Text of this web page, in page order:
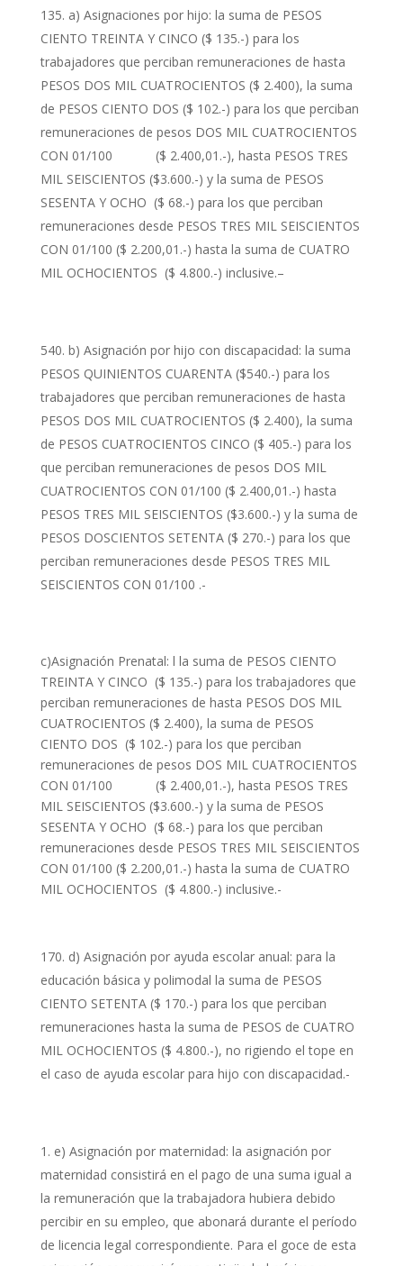
a) Asignaciones por hijo: la suma de PESOS
CIENTO TREINTA Y CINCO ($ 135.-) para los
trabajadores que perciban remuneraciones de hasta
PESOS DOS MIL CUATROCIENTOS ($ 2.400), la suma
de PESOS CIENTO DOS ($ 102.-) para los que perciban
remuneraciones de pesos DOS MIL CUATROCIENTOS
CON 01/100 ($ 2.400,01.-), hasta PESOS TRES
MIL SEISCIENTOS ($3.600.-) y la suma de PESOS
SESENTA Y OCHO ($ 68.-) para los que perciban
remuneraciones desde PESOS TRES MIL SEISCIENTOS
CON 01/100 ($ 2.200,01.-) hasta la suma de CUATRO
MIL OCHOCIENTOS ($ 4.800.-) inclusive.–
b) Asignación por hijo con discapacidad: la suma
PESOS QUINIENTOS CUARENTA ($540.-) para los
trabajadores que perciban remuneraciones de hasta
PESOS DOS MIL CUATROCIENTOS ($ 2.400), la suma
de PESOS CUATROCIENTOS CINCO ($ 405.-) para los
que perciban remuneraciones de pesos DOS MIL
CUATROCIENTOS CON 01/100 ($ 2.400,01.-) hasta
PESOS TRES MIL SEISCIENTOS ($3.600.-) y la suma de
PESOS DOSCIENTOS SETENTA ($ 270.-) para los que
perciban remuneraciones desde PESOS TRES MIL
SEISCIENTOS CON 01/100 .-
c)Asignación Prenatal: l la suma de PESOS CIENTO
TREINTA Y CINCO ($ 135.-) para los trabajadores que
perciban remuneraciones de hasta PESOS DOS MIL
CUATROCIENTOS ($ 2.400), la suma de PESOS
CIENTO DOS ($ 102.-) para los que perciban
remuneraciones de pesos DOS MIL CUATROCIENTOS
CON 01/100 ($ 2.400,01.-), hasta PESOS TRES
MIL SEISCIENTOS ($3.600.-) y la suma de PESOS
SESENTA Y OCHO ($ 68.-) para los que perciban
remuneraciones desde PESOS TRES MIL SEISCIENTOS
CON 01/100 ($ 2.200,01.-) hasta la suma de CUATRO
MIL OCHOCIENTOS ($ 4.800.-) inclusive.-
d) Asignación por ayuda escolar anual: para la
educación básica y polimodal la suma de PESOS
CIENTO SETENTA ($ 170.-) para los que perciban
remuneraciones hasta la suma de PESOS de CUATRO
MIL OCHOCIENTOS ($ 4.800.-), no rigiendo el tope en
el caso de ayuda escolar para hijo con discapacidad.-
e) Asignación por maternidad: la asignación por
maternidad consistirá en el pago de una suma igual a
la remuneración que la trabajadora hubiera debido
percibir en su empleo, que abonará durante el período
de licencia legal correspondiente. Para el goce de esta